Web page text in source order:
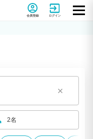
タビルモ)
会員登録 ログイン
×
2名